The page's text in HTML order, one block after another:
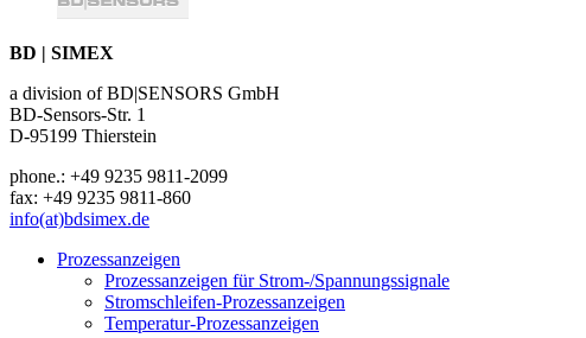
BD | SIMEX
a division of BD|SENSORS GmbH
BD-Sensors-Str. 1
D-95199 Thierstein
phone.: +49 9235 9811-2099
fax: +49 9235 9811-860
info(at)bdsimex.de
Prozessanzeigen
Prozessanzeigen für Strom-/Spannungssignale
Stromschleifen-Prozessanzeigen
Temperatur-Prozessanzeigen